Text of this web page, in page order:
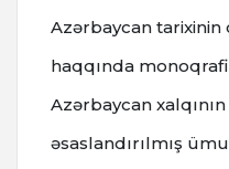
Azərbaycan
haqqında
Azərbaycan
əsaslandırılmış